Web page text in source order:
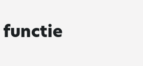
functie